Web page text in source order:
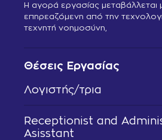
Θέσεις Εργασίας
Λογιστής/τρια
Receptionist and
Asisstant
Η αγορά εργασίας μεταβάλλεται
επηρεαζόμενη από την
τεχνητή νοημοσύνη,